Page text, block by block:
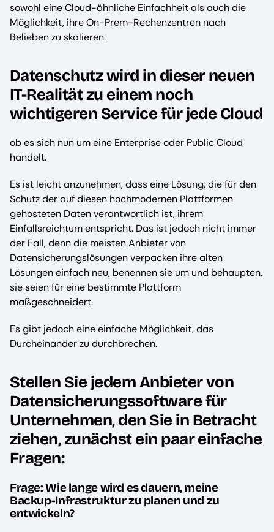
sowohl eine Cloud-ähnliche Einfachheit als auch die
Möglichkeit, ihre On-Prem-Rechenzentren nach
Belieben zu skalieren.
Datenschutz wird in dieser neuen
IT-Realität zu einem noch
wichtigeren Service für jede Cloud
ob es sich nun um eine Enterprise oder Public Cloud
handelt.
Es ist leicht anzunehmen, dass eine Lösung, die für den
Schutz der auf diesen hochmodernen Plattformen
gehosteten Daten verantwortlich ist, ihrem
Einfallsreichtum entspricht. Das ist jedoch nicht immer
der Fall, denn die meisten Anbieter von
Datensicherungslösungen verpacken ihre alten
Lösungen einfach neu, benennen sie um und behaupten,
sie seien für eine bestimmte Plattform
maßgeschneidert.
Es gibt jedoch eine einfache Möglichkeit, das
Durcheinander zu durchbrechen.
Stellen Sie jedem Anbieter von
Datensicherungssoftware für
Unternehmen, den Sie in Betracht
ziehen, zunächst ein paar einfache
Fragen:
Frage: Wie lange wird es dauern, meine
Backup-Infrastruktur zu planen und zu
entwickeln?